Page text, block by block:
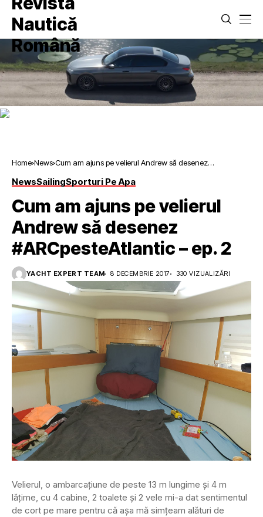
Home News Cum am ajuns pe velierul Andrew să desenez
NewsSailingSporturi Pe Apa
Cum am ajuns pe velierul
Andrew să desenez
#ARCpesteAtlantic – ep. 2
YACHT EXPERT TEAM 8 DECEMBRIE 2017 330 VIZUALIZĂRI
Velierul, o ambarcațiune de peste 13 m lungime și 4 m
lățime, cu 4 cabine, 2 toalete și 2 vele mi-a dat sentimentul
de cort pe mare pentru că așa mă simțeam alături de